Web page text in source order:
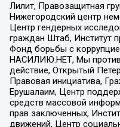
Лилит, Правозащитная
Нижегородский центр
Центр гендерных
граждан Штаб, Институт
Фонд борьбы с
НАСИЛИЮ.НЕТ, Мы
действие, Открытый
Правовая инициатива,
Ерушалаим, Центр
средств массовой
прав заключенных,
движений, Центр